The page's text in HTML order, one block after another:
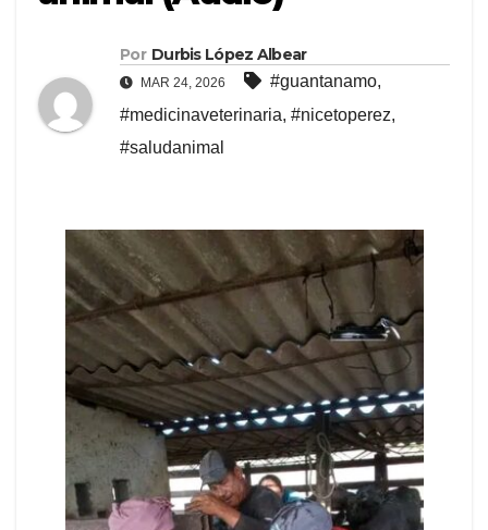
Por Durbis López Albear
MAR 24, 2026 #guantanamo,
#medicinaveterinaria, #nicetoperez,
#saludanimal